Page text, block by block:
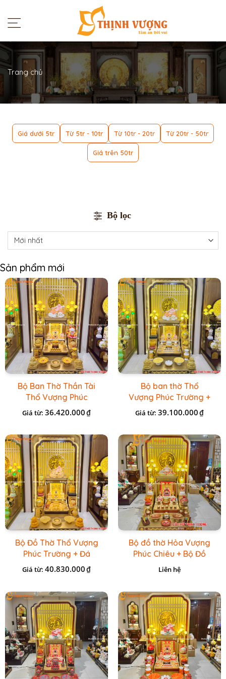
Trang chủ
Giá dưới 5tr Từ 5tr - 10tr Từ 10tr - 20tr Từ 20tr - 50tr
Giá trên 50tr
Bộ lọc
Sản phẩm mới
Bộ Ban Thờ Thần Tài
Thổ Vượng Phúc
Trường + Bộ Đồ Sứ
Cao Cấp Gấm Vàng
Giá từ: 36.420.000₫
Bộ ban thờ Thổ
Vượng Phúc Trường +
Đồ Sứ Vàng Đá Cao
Giá từ: 39.100.000₫
Bộ Đồ Thờ Thổ Vượng
Phúc Trường + Đá
Onix Vàng
Giá từ: 40.830.000₫
Bộ đồ thờ Hỏa Vượng
Phúc Chiêu + Bộ Đồ
Thờ Đá Đỏ Bọc Đồng
Cao cấp
Liên hệ